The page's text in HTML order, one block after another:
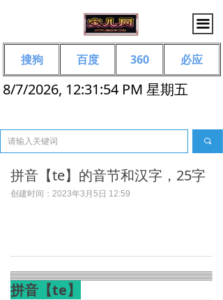
끀
8/7/2026, 12:31:54 PM 星期五
끠
搜狗 百度 360 必应
拼音【te】的音节和汉字，25字
创建时间： 2023年3月5日 12:59
拼音【te】